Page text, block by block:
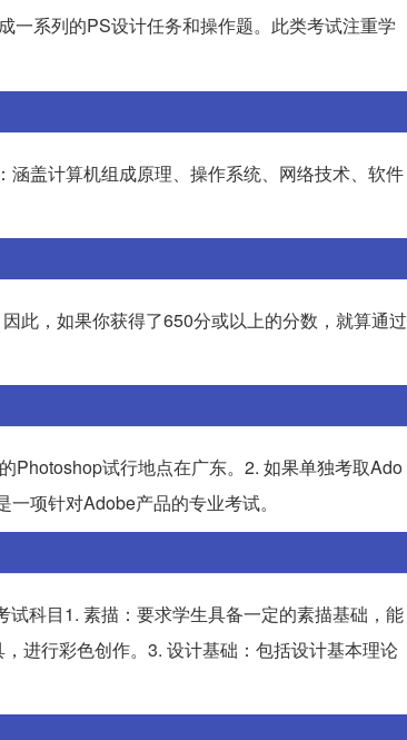
一系列的PS设计任务和操作题。此类考试注重学
盖计算机组成原理、操作系统、网络技术、软件
此，如果你获得了650分或以上的分数，就算通过
Photoshop试行地点在广东。2. 如果单独考取Ado
项针对Adobe产品的专业考试。
科目1. 素描：要求学生具备一定的素描基础，能
进行彩色创作。3. 设计基础：包括设计基本理论